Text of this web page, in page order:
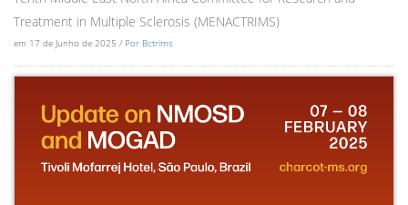
Treatment in Multiple Sclerosis (MENACTRIMS)
em 17 de Junho de 2025 / Por Bctrims